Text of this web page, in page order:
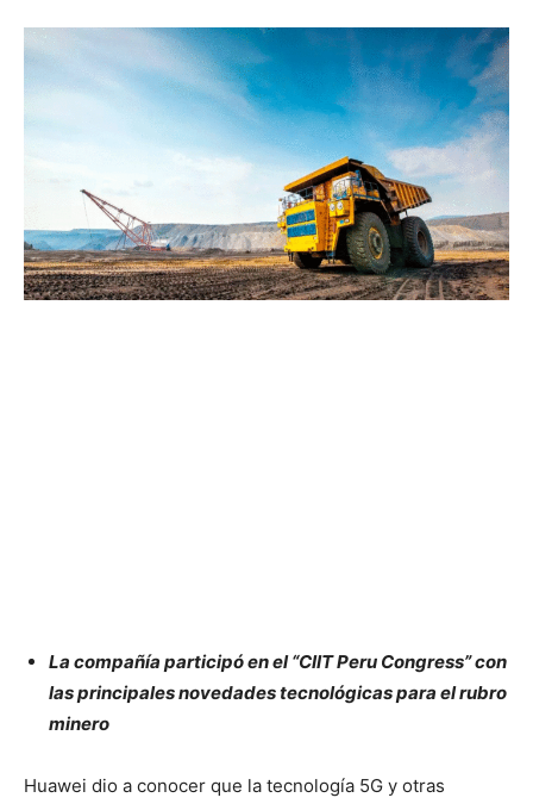
La compañía participó en el “CIIT Peru Congress” con
las principales novedades tecnológicas para el rubro
minero
Huawei dio a conocer que la tecnología 5G y otras